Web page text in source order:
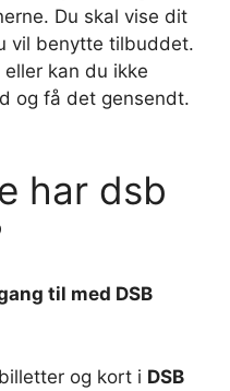
Du skal vise dit
vil benytte tilbuddet.
kan du ikke
og få det gensendt.
har dsb
til med DSB
og kort i DSB